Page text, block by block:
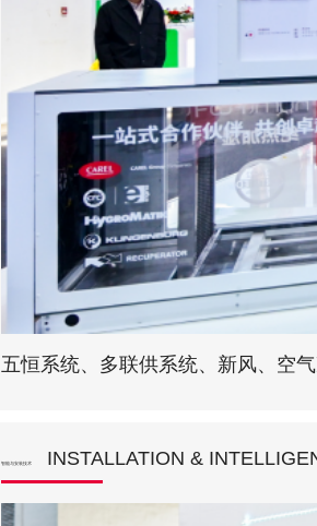
五恒系统、多联供系统、新风、空
智能与安装技术 INSTALLATION &